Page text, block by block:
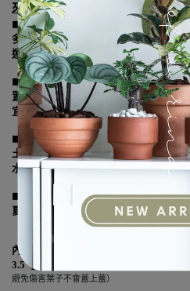
來跟大理石做朋友｜
◼︎ 特性 ◼︎
多年生，每片葉子都像水彩畫出般美
運動。具耐陰性。
◼︎ 光線 ◼︎
置於室內明亮處，冬季可短日照，除
宜擺在過於陰暗的角落。
◼︎
水分 ◼︎
土面乾燥時，充分澆水至水從底流出，
水。乾燥天氣可用噴霧器噴葉子表面。
◼︎
施肥 ◼︎
夏季一個月一次，冬季生長較慢可延至
內容
3.5 寸盆植苗(如上圖一）、專屬個別植
避免傷害葉子不會蓋上蓋）